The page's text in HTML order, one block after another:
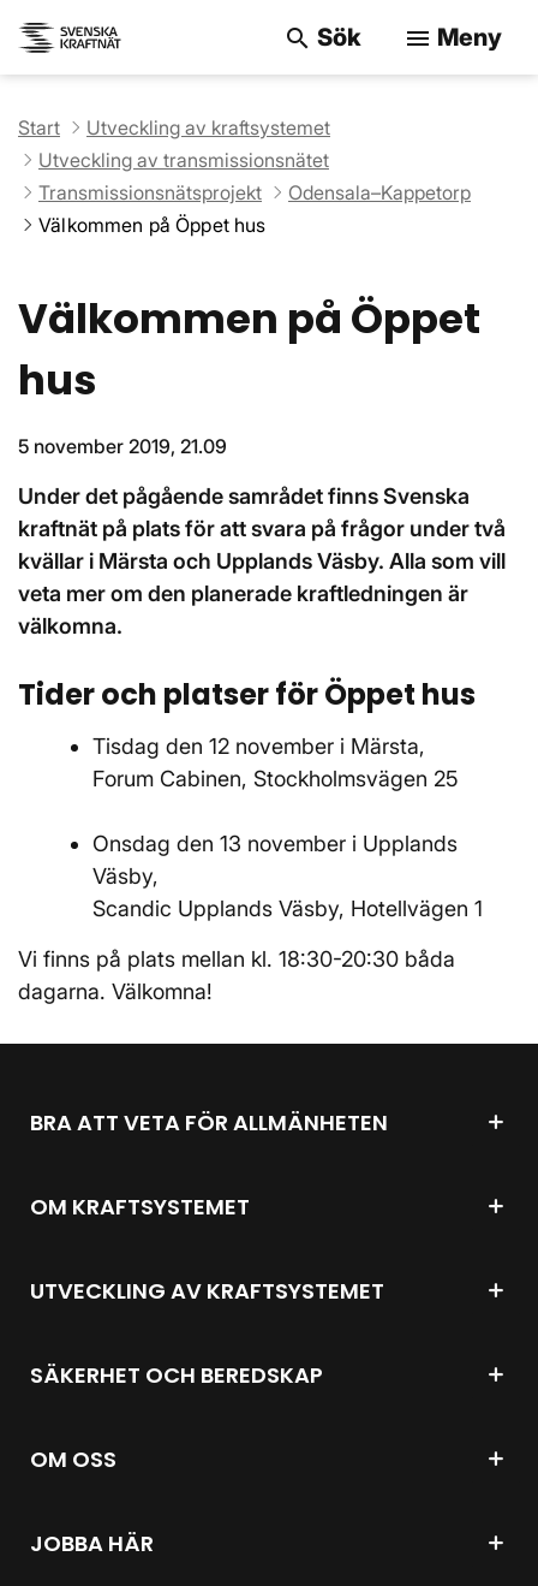
search Sök menu Meny
Start
Utveckling av kraftsystemet
Utveckling av transmissionsnätet
Transmissionsnätsprojekt
Odensala–Kappetorp
Välkommen på Öppet hus
Välkommen på Öppet
hus
5 november 2019, 21.09
Under det pågående samrådet finns Svenska
kraftnät på plats för att svara på frågor under två
kvällar i Märsta och Upplands Väsby. Alla som vill
veta mer om den planerade kraftledningen är
välkomna.
Tider och platser för Öppet hus
Tisdag den 12 november i Märsta,
Forum Cabinen, Stockholmsvägen 25
Onsdag den 13 november i Upplands
Väsby,
Scandic Upplands Väsby, Hotellvägen 1
Vi finns på plats mellan kl. 18:30-20:30 båda
dagarna. Välkomna!
BRA ATT VETA FÖR ALLMÄNHETEN
OM KRAFTSYSTEMET
UTVECKLING AV KRAFTSYSTEMET
SÄKERHET OCH BEREDSKAP
OM OSS
JOBBA HÄR